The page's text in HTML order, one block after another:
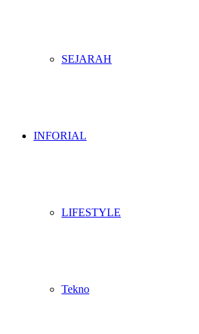
SEJARAH
INFORIAL
LIFESTYLE
Tekno